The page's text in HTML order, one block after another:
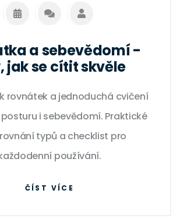
a sebevědomí -
jak se cítit skvěle
rovnátek a jednoduchá cvičení
i sebevědomí. Praktické
typů a checklist pro
používání.
ČÍST VÍCE